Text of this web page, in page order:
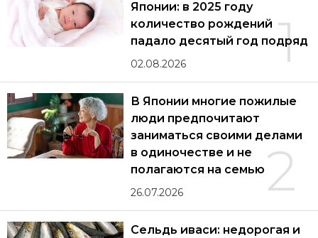
1
Японии: в 2025 году
количество рождений
падало десятый год подряд
02.08.2026
2
В Японии многие пожилые
люди предпочитают
заниматься своими делами
в одиночестве и не
полагаются на семью
26.07.2026
Сельдь иваси: недорогая и